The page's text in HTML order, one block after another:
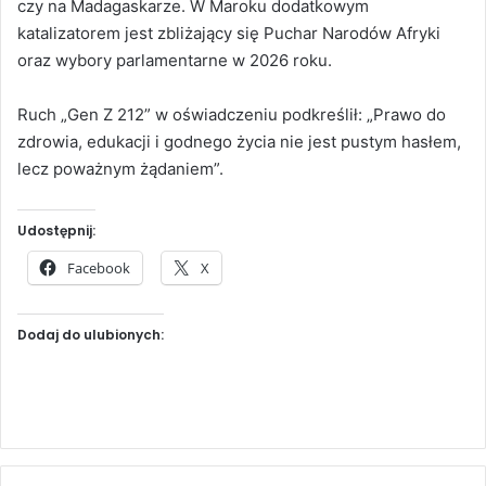
czy na Madagaskarze. W Maroku dodatkowym
katalizatorem jest zbliżający się Puchar Narodów Afryki
oraz wybory parlamentarne w 2026 roku.
Ruch „Gen Z 212” w oświadczeniu podkreślił: „Prawo do
zdrowia, edukacji i godnego życia nie jest pustym hasłem,
lecz poważnym żądaniem”.
Udostępnij:
Facebook X
Dodaj do ulubionych: